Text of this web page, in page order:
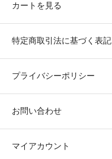
カートを見る
特定商取引法に基づく表記
プライバシーポリシー
お問い合わせ
マイアカウント